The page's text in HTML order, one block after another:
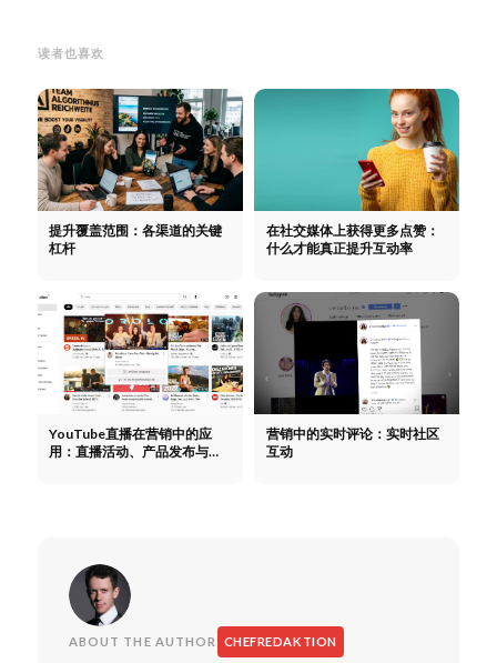
读者也喜欢
提升覆盖范围：各渠道的关键
杠杆
在社交媒体上获得更多点赞：
什么才能真正提升互动率
YouTube直播在营销中的应
用：直播活动、产品发布与社
营销中的实时评论：实时社区
互动
ABOUT THE AUTHOR CHEFREDAKTION